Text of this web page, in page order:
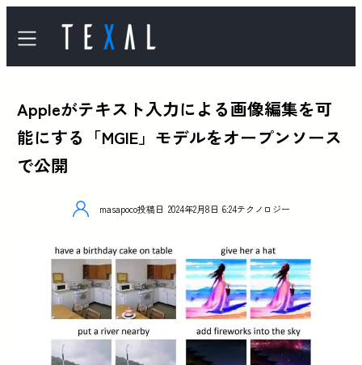
Appleがテキスト入力による画像編集を可
能にする「MGIE」モデルをオープンソース
で公開
masapoco投稿日 2024年2月8日 6:24テクノロジー